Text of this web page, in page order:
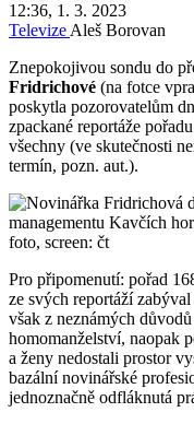
12:36, 1. 3. 2023
TelevizeAleš Borovan
Znepokojivou sondu do
Fridrichové (na fotce
poskytla pozorovatelům
zpackané reportáže pořadu
všechny (ve skutečnosti
termín, pozn. aut.).
foto, screen: čt
Pro připomenutí: pořad
ze svých reportáží
však z neznámých
homomanželství, naopak
a ženy nedostali prostor
bazální novinářské
jednoznačně odfláknutá